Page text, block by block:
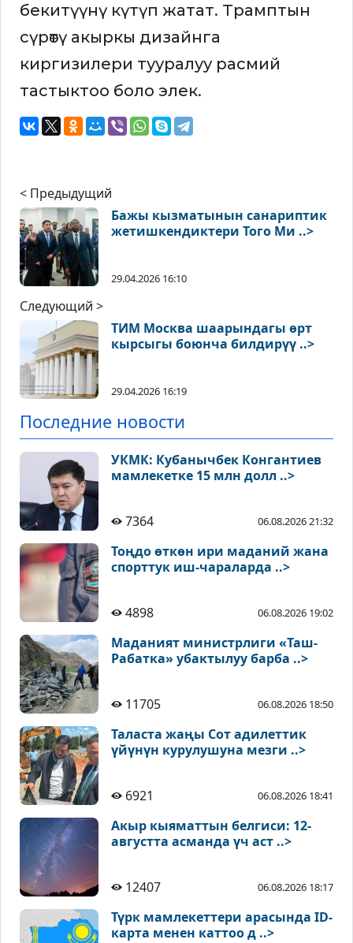
бекитүүнү күтүп жатат. Трамптын
сүрөтү акыркы дизайнга
киргизилери тууралуу расмий
тастыктоо боло элек.
< Предыдущий
Бажы кызматынын санариптик
жетишкендиктери Того Ми ..>
29.04.2026 16:10
Следующий >
ТИМ Москва шаарындагы өрт
кырсыгы боюнча билдирүү ..>
29.04.2026 16:19
Последние новости
УКМК: Кубанычбек Конгантиев
мамлекетке 15 млн долл ..>
7364 06.08.2026 21:32
Тоңдо өткөн ири маданий жана
спорттук иш-чараларда ..>
4898 06.08.2026 19:02
Маданият министрлиги «Таш-
Рабатка» убактылуу барба ..>
11705 06.08.2026 18:50
Таласта жаңы Сот адилеттик
үйүнүн курулушуна мезги ..>
6921 06.08.2026 18:41
Акыр кыяматтын белгиси: 12-
августта асманда үч аст ..>
12407 06.08.2026 18:17
Түрк мамлекеттери арасында ID-
карта менен каттоо д ..>